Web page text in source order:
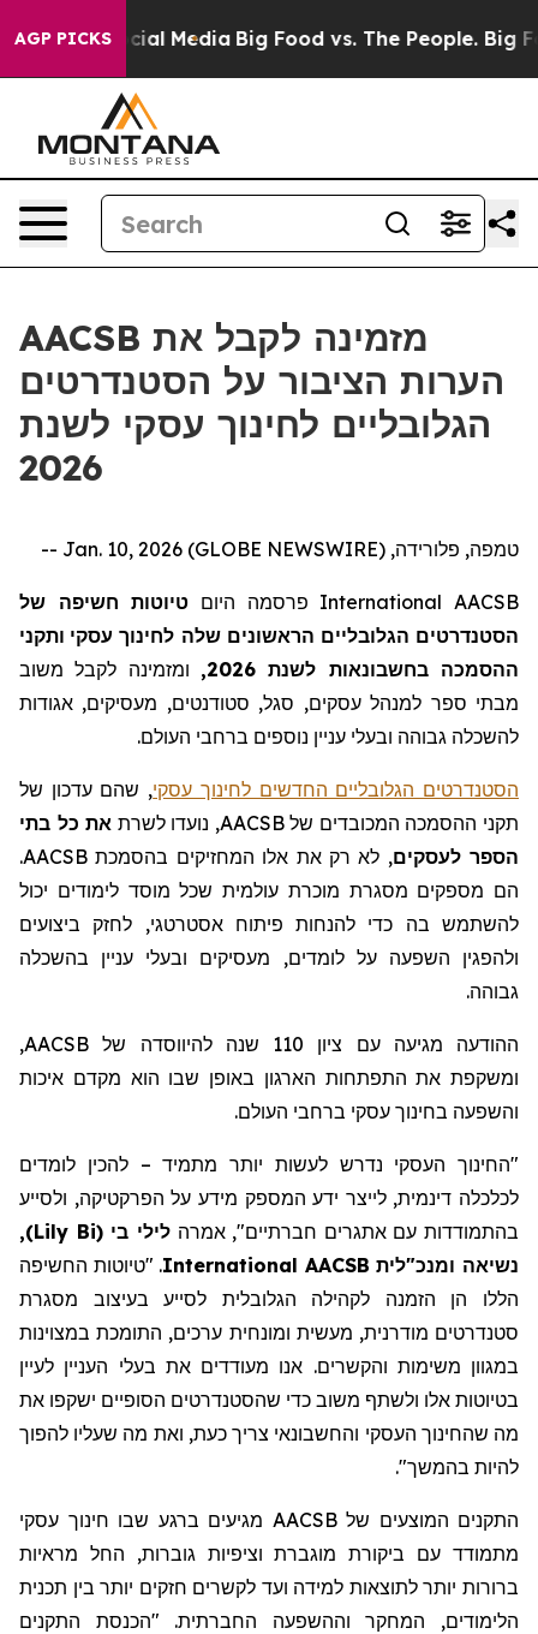
AGP PICKS
on Social Media Big Food vs. The People. Big
AACSB מזמינה לקבל את
הערות הציבור על הסטנדרטים
הגלובליים לחינוך עסקי לשנת
2026
טמפה, פלורידה, Jan. 10, 2026 (GLOBE NEWSWIRE) --
AACSB
International פרסמה היום טיוטות חשיפה של
הסטנדרטים הגלובליים הראשונים שלה לחינוך עסקי ותקני
ההסמכהבחשבונאות לשנת 2026, ומזמינה לקבלמשוב
מבתי ספר למנהל עסקים, סגל, סטודנטים, מעסיקים, אגודות
להשכלה גבוהה ובעלי עניין נוספים ברחבי העולם.
הסטנדרטים הגלובליים החדשים לחינוך עסקי, שהם עדכון של
תקני ההסמכה המכובדים שלAACSB, נועדו לשרת את כל בתי
הספר לעסקים, לא רק את אלו המחזיקים בהסמכת AACSB
.
הם מספקים מסגרת מוכרת עולמית שכל מוסד לימודים יכול
להשתמש בה כדי להנחות פיתוח אסטרטגי, לחזק ביצועים
ולהפגין השפעה על לומדים, מעסיקים ובעלי עניין בהשכלה
גבוהה.
ההודעה מגיעה עם ציון 110 שנה להיווסד ה של AACSB
,
ומשקפת את התפתחות הארגון באופן שבו הוא מקדם איכות
והשפעה בחינוך עסקי ברחבי העולם.
"החינוך העסקי נדרש לעשות יותר מתמיד– להכין לומדים
לכלכלה דינמית, לייצר ידע המספק מידע על הפרקטיקה, ולסייע
בהתמודדות עם אתגרים חברתיים"
, אמרהלילי בי (
Lily Bi
)
,
נשיאה ומנכ"לית AACSB
International. "טיוטות החשיפה
הללו הן הזמנה לקהילה הגלובלית לסייע בעיצוב מסגרת
סטנדרטים מודרנית, מעשית ומונחית ערכים, התומכת במצוינות
במגוון משימות והקשרים. אנו מעודדים את בעלי העניין לעיין
בטיוטות אלו ולשתף משוב כדי שהסטנדרטים הסופיים ישקפו את
מה שהחינוך העסקי והחשבונאי צריך כעת, ואת מה שעליו להפוך
להיות בהמשך".
התקנים המוצעים של AACSB מגיעים ברגע שבו חינוך עסקי
מתמודד עם ביקורת מוגברת וציפיותגוברות, החל מראיות
ברורות יותר לתוצאות למידה ועד לקשרים חזקים יותר בין תכנית
הלימודים, המחקר וההשפעה החברתית. "הכנסת התקנים